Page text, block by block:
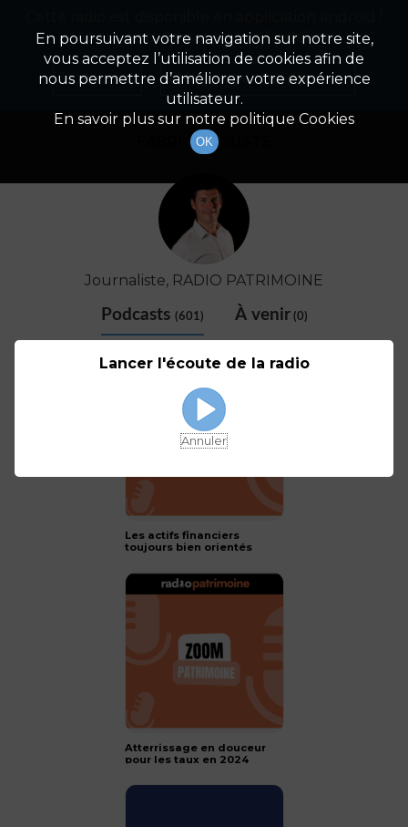
Détail De L'animateur
FABRICE COUSTE
Journaliste, RADIO PATRIMOINE
Podcasts (601) À venir(0)
Les actifs financiers
toujours bien orientés
Atterrissage en douceur
pour les taux en 2024
En poursuivant votre navigation sur notre site,
vous acceptez l’utilisation de cookies afin de
nous permettre d’améliorer votre expérience
utilisateur.
En savoir plus sur notre politique Cookies
OK
Appuyez ci-dessous pour l'installer.
Non merci Télécharger l'application
Lancer l'écoute de la radio
Annuler